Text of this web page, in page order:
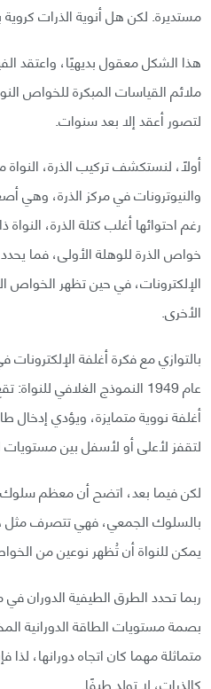
مستديرة. لكن هل أنوية الذرات كروية
هذا الشكل معقول بديهيًا، واعتقد
ملائم القياسات المبكرة للخواص
لتصور أعقد إلا بعد سنوات.
أولًا، لنستكشف تركيب الذرة،
رغم احتوائها أغلب كتلة الذرة،
خواص الذرة للوهلة الأولى، فما
الإلكترونات، في حين تظهر الخواص
الأخرى.
بالتوازي مع فكرة أغلفة الإلكترونات
عام 1949 النموذج الغلافي
أغلفة نووية متمايزة، ويؤدي إدخال
لتقفز لأعلى أو لأسفل بين مستويات
لكن فيما بعد، اتضح أن معظم
بالسلوك الجمعي، فهي تتصرف
يمكن للنواة أن تُظهر نوعين من
ربما تحدد الطرق الطيفية
بصمة مستويات الطاقة الدورانية
متماثلة مهما كان اتجاه دورانها،
كالذرات، لا تولد طيفًا.